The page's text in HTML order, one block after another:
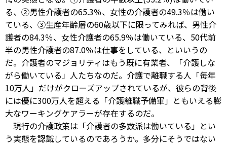
る、②男性介護者の65.3％、女性の介護者の49.3％は働い
ている、③生産年齢層の60歳以下に限ってみれば、男性介
護者の84.3％、女性介護者の65.9％は働いている、50代前
半の男性介護者の87.0％は仕事をしている、といいうの
だ。介護者のマジョリティはもう既に有業者、「介護しな
がら働いている」人たちなのだ。介護で離職する人「毎年
10万人」だけがクローズアップされているが、彼らの背後
には優に300万人を超える「介護離職予備軍」ともいえる膨
大なワーキングケアラーが存在するのだ。
現行の介護政策は「介護者の多数派は働いている」とい
う実態を認識しているのであろうか。多分にそうではない